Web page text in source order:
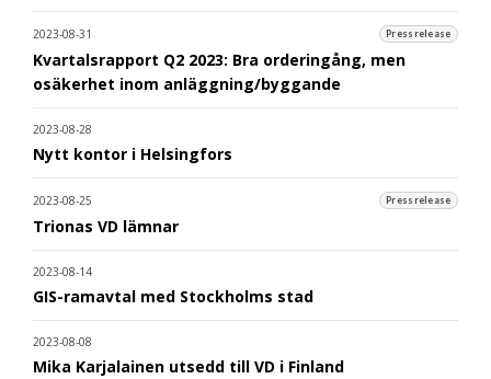
2023-08-31 Pressrelease
Kvartalsrapport Q2 2023: Bra orderingång, men
osäkerhet inom anläggning/byggande
2023-08-28
Nytt kontor i Helsingfors
2023-08-25 Pressrelease
Trionas VD lämnar
2023-08-14
GIS-ramavtal med Stockholms stad
2023-08-08
Mika Karjalainen utsedd till VD i Finland